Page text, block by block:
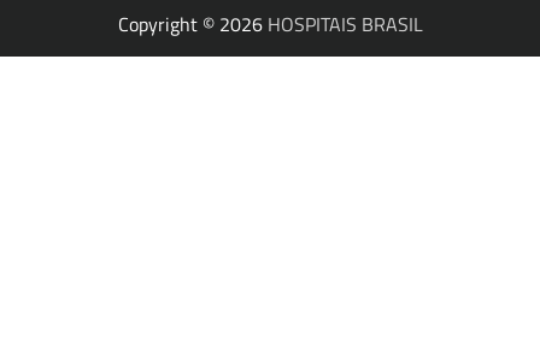
Copyright © 2026 HOSPITAIS BRASIL